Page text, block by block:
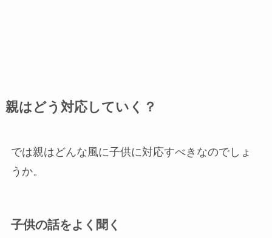
親はどう対応していく？
では親はどんな風に子供に対応すべきなのでしょ
うか。
子供の話をよく聞く